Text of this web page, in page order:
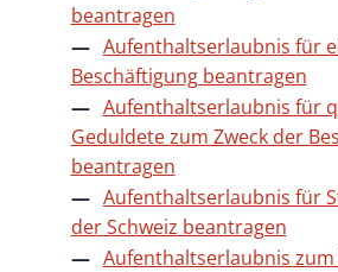
beantragen
Aufenthaltserlaubnis für
Beschäftigung beantragen
Aufenthaltserlaubnis für
Geduldete zum Zweck der
beantragen
Aufenthaltserlaubnis für
der Schweiz beantragen
Aufenthaltserlaubnis zum